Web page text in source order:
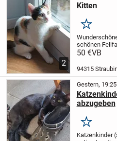
2
Kitten
Merken
schönen
neues
menschliche
50 €VB
94315
Gestern, 19:25
abzugeben
Merken
Katzenkinder